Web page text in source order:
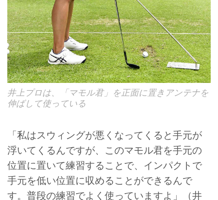
井上プロは、「マモル君」を正面に置きアンテナを
伸ばして使っている
「私はスウィングが悪くなってくると手元が
浮いてくるんですが、このマモル君を手元の
位置に置いて練習することで、インパクトで
手元を低い位置に収めることができるんで
す。普段の練習でよく使っていますよ」（井